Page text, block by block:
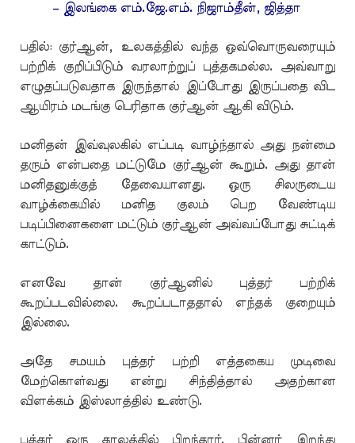
– இலங்கை எம்.ஜே.எம். நிஜாம்தீன், ஜித்தா
பதில்: குர்ஆன், உலகத்தில் வந்த ஒவ்வொருவரையும்
பற்றிக் குறிப்பிடும் வரலாற்றுப் புத்தகமல்ல. அவ்வாறு
எழுதப்படுவதாக இருந்தால் இப்போது இருப்பதை விட
ஆயிரம் மடங்கு பெரிதாக குர்ஆன் ஆகி விடும்.
மனிதன் இவ்வுலகில் எப்படி வாழ்ந்தால் அது நன்மை
தரும் என்பதை மட்டுமே குர்ஆன் கூறும். அது தான்
மனிதனுக்குத் தேவையானது. ஒரு சிலருடைய
வாழ்க்கையில் மனித குலம் பெற வேண்டிய
படிப்பினைகளை மட்டும் குர்ஆன் அவ்வப்போது சுட்டிக்
காட்டும்.
எனவே தான் குர்ஆனில் புத்தர் பற்றிக்
கூறப்படவில்லை. கூறப்படாததால் எந்தக் குறையும்
இல்லை.
அதே சமயம் புத்தர் பற்றி எத்தகைய முடிவை
மேற்கொள்வது என்று சிந்தித்தால் அதற்கான
விளக்கம் இஸ்லாத்தில் உண்டு.
புத்தர் ஒரு காலத்தில் பிறந்தார். பின்னர் இறந்து